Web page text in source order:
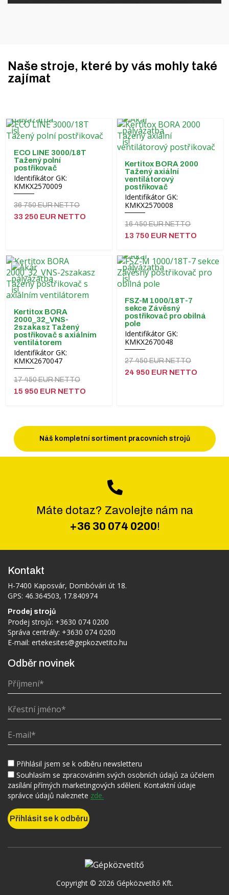
Naše stroje, které by vás mohly také
zajímat
ECO LINE 3000/18T
Tažený polní
postřikovač
Identifikátor GK:
KMKX2570009
36 750 EUR NETTO
33 250 EUR NETTO
Kertitox BORA 2000
Tažený axiální
ventilátorový
postřikovač
Identifikátor GK:
KMKX2570008
16 450 EUR NETTO
13 750 EUR NETTO
Kertitox BORA
2000_32_VNS-
2szakasz Tažený
postřikovač s axiálním
ventilátorem
Identifikátor GK:
KMKX2670047
17 450 EUR NETTO
15 950 EUR NETTO
FSZ-M 1000/18T-7
sekce Závěsný
postřikovač pro obilná
pole
Identifikátor GK:
KMKX2670048
27 450 EUR NETTO
24 950 EUR NETTO
Náš kompletní sortiment pracovních strojů
Máte dotaz? Zavolejte nám na
+36 30 074 0200!
Kontakt
H-7400 Kaposvár, Dombóvári út 18.
GPS: 46.364503, 17.840974
Prodej strojů
Prodej strojů: +3630 074 0200
Správa centrály: +3630 074 0200
E-mail: ertekesites@gepkozvetito.hu
Odběr novinek
Přihlásil jsem se k odběru newsletteru
Souhlasím se zpracováním svých osobních údajů za účelem
zasílání přímých marketingových sdělení. Kontaktní údaje
správce údajů naleznete zde.
Copyright © 2026 Gépközvetítő Kft.